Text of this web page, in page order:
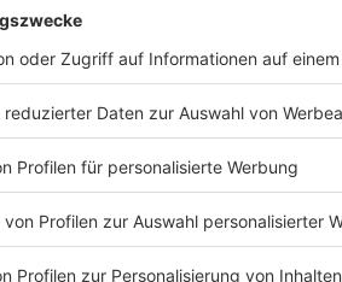
Die Gemüsebrühe
Den Cous Cous in eine
In der Zwischenzeit die
Die Paprika schälen und
Brunoise hinzufügen und